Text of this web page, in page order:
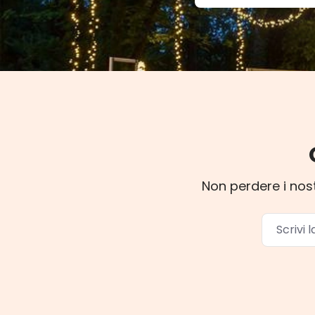
Non perdere i